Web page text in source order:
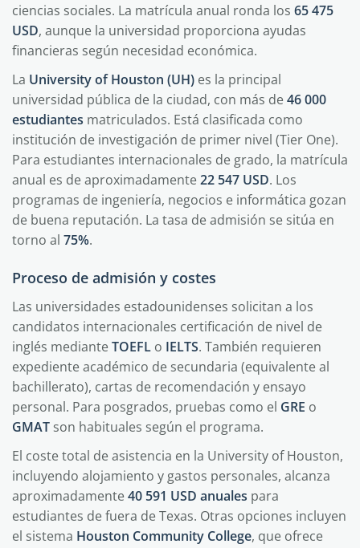
ciencias sociales. La matrícula anual ronda los 65 475
USD, aunque la universidad proporciona ayudas
financieras según necesidad económica.
La University of Houston (UH) es la principal
universidad pública de la ciudad, con más de46 000
estudiantes matriculados. Está clasificada como
institución de investigación de primer nivel (Tier One).
Para estudiantes internacionales de grado, la matrícula
anual es de aproximadamente22 547 USD. Los
programas de ingeniería, negocios e informática gozan
de buena reputación. La tasa de admisión se sitúa en
torno al 75%.
Proceso de admisión y costes
Las universidades estadounidenses solicitan a los
candidatos internacionales certificación de nivel de
inglés medianteTOEFL o IELTS. También requieren
expediente académico de secundaria (equivalente al
bachillerato), cartas de recomendación y ensayo
personal. Para posgrados, pruebas como el GRE o
GMAT son habituales según el programa.
El coste total de asistencia en la University of Houston,
incluyendo alojamiento y gastos personales, alcanza
aproximadamente40 591 USD anuales para
estudiantes de fuera de Texas. Otras opciones incluyen
el sistema Houston Community College, que ofrece